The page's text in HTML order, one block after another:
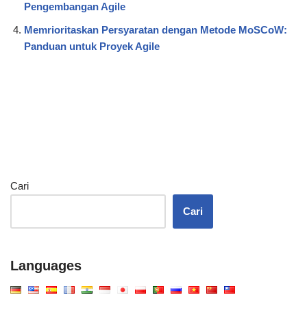
Pengembangan Agile
Memrioritaskan Persyaratan dengan Metode MoSCoW:
Panduan untuk Proyek Agile
Cari
Cari
Languages